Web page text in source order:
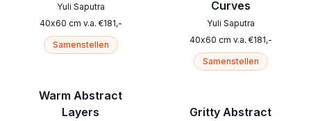
Yuli Saputra
40x60 cm v.a. €181,-
Samenstellen
Warm Abstract
Layers
Curves
Yuli Saputra
40x60 cm v.a. €181,-
Samenstellen
Gritty Abstract